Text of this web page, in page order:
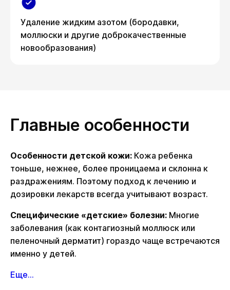
Удаление жидким азотом (бородавки,
моллюски и другие доброкачественные
новообразования)
Главные особенности
Особенности детской кожи: Кожа ребенка
тоньше, нежнее, более проницаема и склонна к
раздражениям. Поэтому подход к лечению и
дозировки лекарств всегда учитывают возраст.
Специфические «детские» болезни: Многие
заболевания (как контагиозный моллюск или
пеленочный дерматит) гораздо чаще встречаются
именно у детей.
Еще...